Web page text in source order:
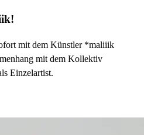
mit dem Künstler *maliiik
mit dem Kollektiv
Einzelartist.